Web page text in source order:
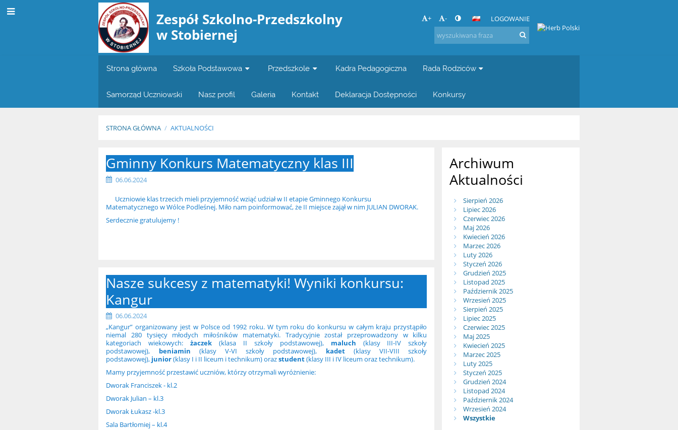
Zespół Szkolno-Przedszkolny
w Stobiernej
+ - LOGOWANIE
Strona główna Szkoła Podstawowa Przedszkole Kadra Pedagogiczna Rada Rodziców
Samorząd Uczniowski Nasz profil Galeria Kontakt Deklaracja Dostępności Konkursy
STRONA GŁÓWNA / AKTUALNOŚCI
Aktualności
Gminny Konkurs Matematyczny klas III
06.06.2024
Uczniowie klas trzecich mieli przyjemność wziąć udział w II etapie Gminnego Konkursu
Matematycznego w Wólce Podleśnej. Miło nam poinformować, że II miejsce zajął w nim JULIAN DWORAK.
Serdecznie gratulujemy !
Nasze sukcesy z matematyki! Wyniki konkursu:
Kangur
06.06.2024
„Kangur” organizowany jest w Polsce od 1992 roku. W tym roku do konkursu w całym kraju przystąpiło
niemal 280 tysięcy młodych miłośników matematyki. Tradycyjnie został przeprowadzony w kilku
kategoriach wiekowych:żaczek (klasa II szkoły podstawowej), maluch (klasy III-IV szkoły
podstawowej), beniamin (klasy V-VI szkoły podstawowej), kadet (klasy VII-VIII szkoły
podstawowej), junior(klasy I i II liceum i technikum) orazstudent(klasy III i IV liceum oraz technikum).
Mamy przyjemność przestawić uczniów, którzy otrzymali wyróżnienie:
Dworak Franciszek - kl.2
Dworak Julian – kl.3
Dworak Łukasz -kl.3
Sala Bartłomiej – kl.4
Archiwum
Aktualności
Sierpień 2026
Lipiec 2026
Czerwiec 2026
Maj 2026
Kwiecień 2026
Marzec 2026
Luty 2026
Styczeń 2026
Grudzień 2025
Listopad 2025
Październik 2025
Wrzesień 2025
Sierpień 2025
Lipiec 2025
Czerwiec 2025
Maj 2025
Kwiecień 2025
Marzec 2025
Luty 2025
Styczeń 2025
Grudzień 2024
Listopad 2024
Październik 2024
Wrzesień 2024
Wszystkie